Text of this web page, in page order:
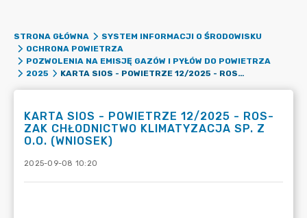
STRONA GŁÓWNA
SYSTEM INFORMACJI O ŚRODOWISKU
OCHRONA POWIETRZA
POZWOLENIA NA EMISJĘ GAZÓW I PYŁÓW DO POWIETRZA
2025
KARTA SIOS - POWIETRZE 12/2025 - ROS-ZAK CHŁODNICTWO KLIMATYZACJA SP. Z O.O. (WNIOSEK)
KARTA SIOS - POWIETRZE 12/2025 - ROS-
ZAK CHŁODNICTWO KLIMATYZACJA SP. Z
O.O. (WNIOSEK)
2025-09-08 10:20